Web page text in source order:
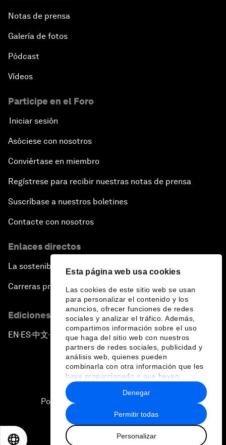
Esta página web usa cookies
Las cookies de este sitio web se usan
para personalizar el contenido y los
anuncios, ofrecer funciones de redes
sociales y analizar el tráfico. Además,
compartimos información sobre el uso
que haga del sitio web con nuestros
partners de redes sociales, publicidad y
análisis web, quienes pueden
combinarla con otra información que les
haya proporcionado o que hayan
recopilado a partir del uso que haya
hecho de sus servicios.
Permitir todas
Personalizar
Denegar
Notas de prensa
Galería de fotos
Pódcast
Vídeos
Participe en el Foro
Iniciar sesión
Asóciese con nosotros
Conviértase en miembro
Regístrese para recibir nuestras notas de prensa
Suscríbase a nuestros boletines
Contacte con nosotros
Enlaces directos
La sostenibilidad en el Foro
Carreras profesionales
Ediciones en otros idiomas
EN ▪ES▪中文▪ 日本語
Política de privacidad y normas de uso
Sitemap
2026 Foro Económico Mundial